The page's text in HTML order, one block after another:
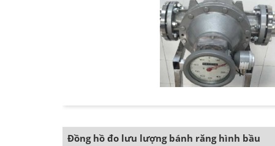
Đồng hồ đo lưu lượng bánh răng hình bầu